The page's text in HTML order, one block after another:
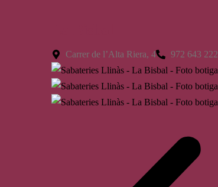
Carrer de l’Alta Riera, 4 972 643 222